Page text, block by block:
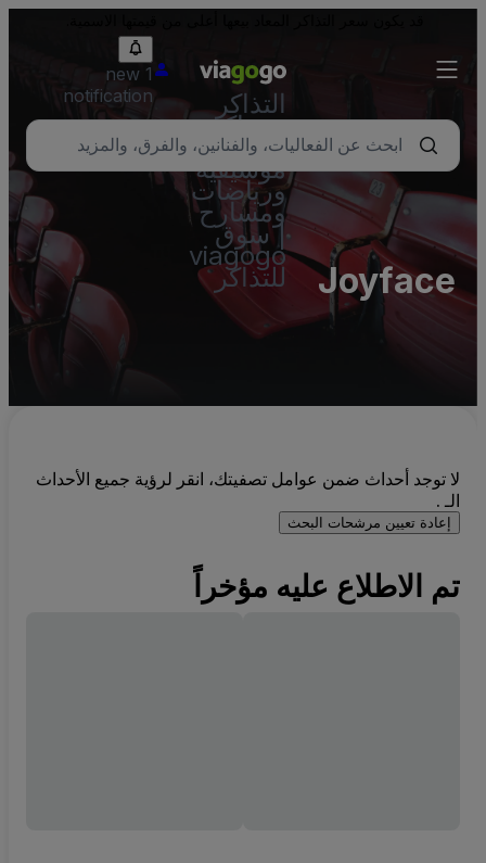
التذاكر
- تذاكر
حفلات
موسيقية
ورياضات
ومسارح
| سوق
viagogo
للتذاكر
1 new
notification
Joyface
لا توجد أحداث ضمن عوامل تصفيتك، انقر لرؤية جميع الأحداث
الـ .
إعادة تعيين مرشحات البحث
تم الاطلاع عليه مؤخراً